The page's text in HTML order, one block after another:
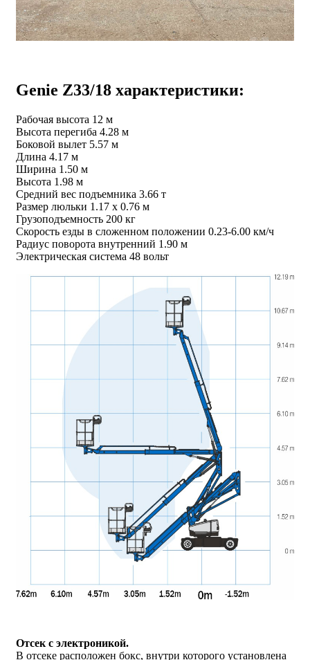
Genie Z33/18 характеристики:
Рабочая высота 12 м
Высота перегиба 4.28 м
Боковой вылет 5.57 м
Длина 4.17 м
Ширина 1.50 м
Высота 1.98 м
Средний вес подъемника 3.66 т
Размер люльки 1.17 х 0.76 м
Грузоподъемность 200 кг
Скорость езды в сложенном положении 0.23-6.00 км/ч
Радиус поворота внутренний 1.90 м
Электрическая система 48 вольт
Отсек с электроникой.
В отсеке расположен бокс, внутри которого установлена